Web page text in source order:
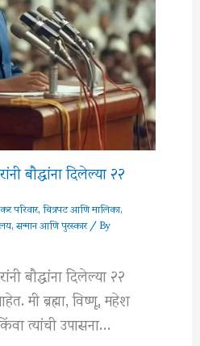
बौद्धांना दिलेल्या २२
परिवार,चित्रपट आणि मालिका,
,सन्मान आणि पुरस्कार/ By
बौद्धांना दिलेल्या २२
मी ब्रह्मा, विष्णू, महेश
त्यांची उपासना…